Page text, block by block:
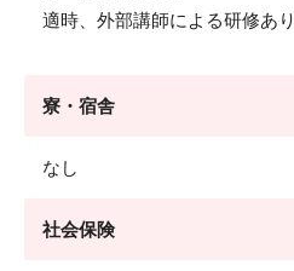
適時、外部講師による研修あり
寮・宿舎
なし
社会保険